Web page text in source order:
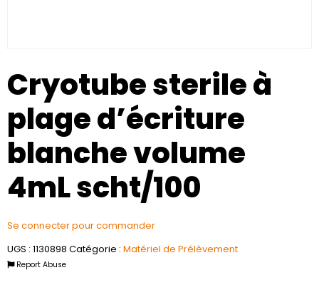
Cryotube sterile à
plage d’écriture
blanche volume
4mL scht/100
Se connecter pour commander
UGS : 1130898 Catégorie : Matériel de Prélèvement
Report Abuse